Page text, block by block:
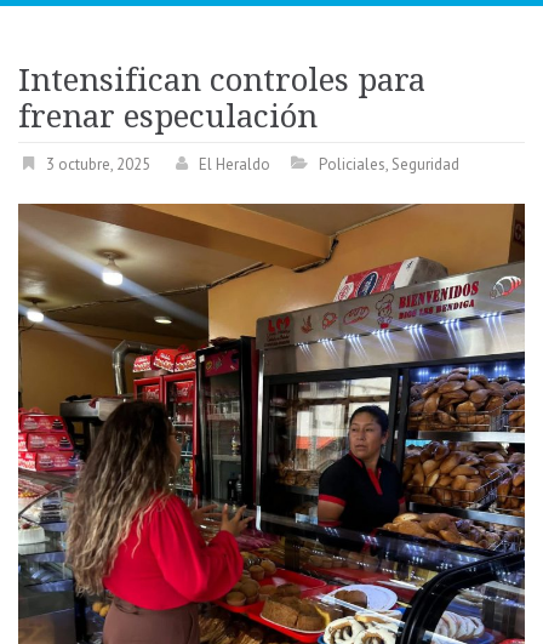
Intensifican controles para
frenar especulación
3 octubre, 2025 El Heraldo Policiales, Seguridad